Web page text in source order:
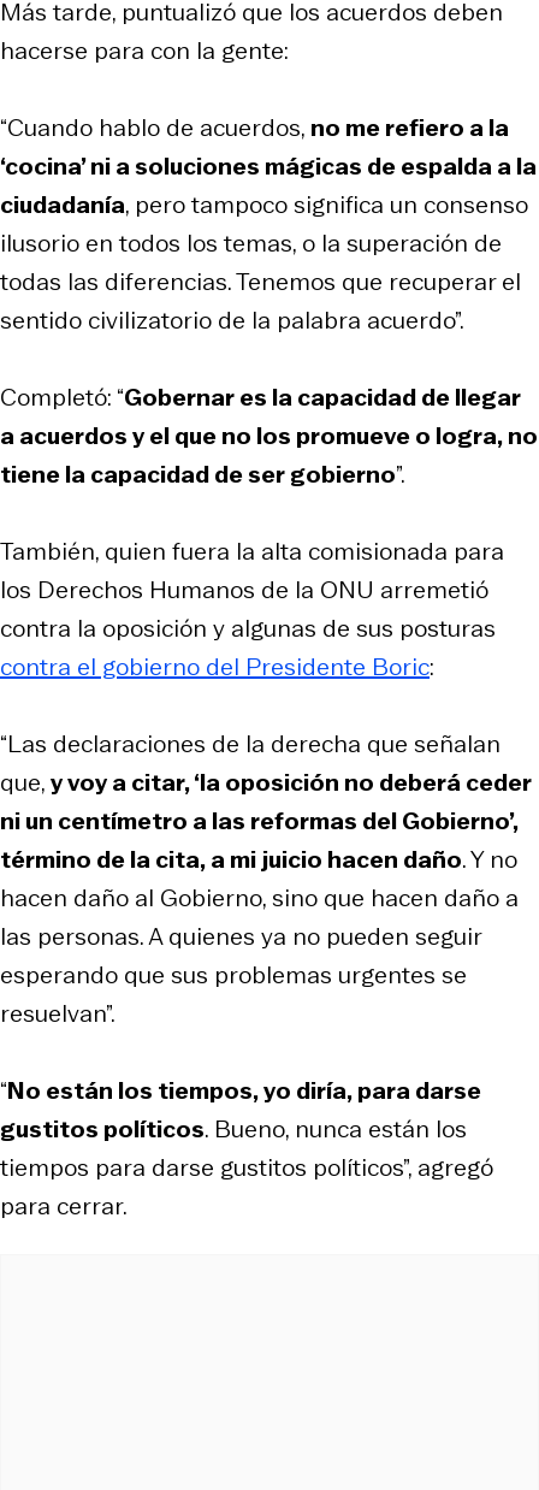
Más tarde, puntualizó que los acuerdos deben
hacerse para con la gente:
“Cuando hablo de acuerdos, no me refiero a la
‘cocina’ ni a soluciones mágicas de espalda a la
ciudadanía, pero tampoco significa un consenso
ilusorio en todos los temas, o la superación de
todas las diferencias. Tenemos que recuperar el
sentido civilizatorio de la palabra acuerdo”.
Completó: “Gobernar es la capacidad de llegar
a acuerdos y el que no los promueve o logra, no
tiene la capacidad de ser gobierno”.
También, quien fuera la alta comisionada para
los Derechos Humanos de la ONU arremetió
contra la oposición y algunas de sus posturas
contra el gobierno del Presidente Boric:
“Las declaraciones de la derecha que señalan
que,y voy a citar, ‘la oposición no deberá ceder
ni un centímetro a las reformas del Gobierno’,
término de la cita, a mi juicio hacen daño. Y no
hacen daño al Gobierno, sino que hacen daño a
las personas. A quienes ya no pueden seguir
esperando que sus problemas urgentes se
resuelvan”.
“No están los tiempos, yo diría, para darse
gustitos políticos. Bueno, nunca están los
tiempos para darse gustitos políticos”, agregó
para cerrar.